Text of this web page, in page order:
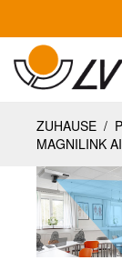
ZUHAUSE /
MAGNILINK